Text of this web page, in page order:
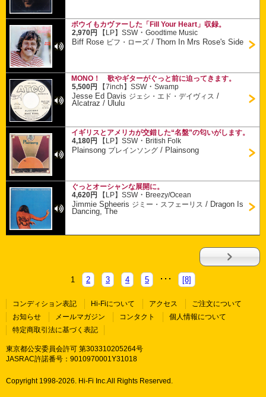
ボウイもカヴァーした「Fill Your Heart」収録。
2,970円
【LP】SSW・Goodtime Music
Biff Rose ビフ・ローズ /Thorn In Mrs Rose's Side
MONO！ 歌やギターがぐっと前に迫ってきます。
5,500円
【7inch】SSW・Swamp
Jesse Ed Davis ジェシ・エド・デイヴィス /
Alcatraz / Ululu
イギリスとアメリカが交錯した“名盤”の匂いがします。
4,180円
【LP】SSW・ British Folk
Plainsong プレインソング / Plainsong
ぐっとオーシャンな展開に。
4,620円
【LP】SSW・ Breezy/Ocean
Jimmie Spheeris ジミー・スフェーリス / Dragon Is
Dancing, The
1 2 3 4 5 [8]
コンディション表記 Hi-Fiについて アクセス
ご注文について
お知らせ
メールマガジン コンタクト
個人情報について
特定商取引法に基づく表記
東京都公安委員会許可 第303310205264号
JASRAC許諾番号：9010970001Y31018
Copyright 1998-2026. Hi-Fi Inc.All Rights Reserved.